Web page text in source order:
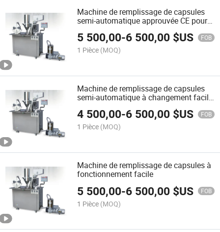
Machine de remplissage de capsules
semi-automatique approuvée CE pour
5 500,00-6 500,00 $US FOB
1 Pièce (MOQ)
Machine de remplissage de capsules
semi-automatique à changement facile
4 500,00-6 500,00 $US FOB
1 Pièce (MOQ)
Machine de remplissage de capsules à
fonctionnement facile
5 500,00-6 500,00 $US FOB
1 Pièce (MOQ)